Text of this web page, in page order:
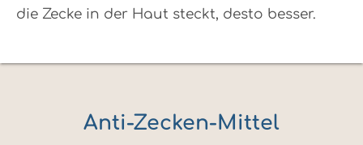
die Zecke in der Haut steckt, desto besser.
Anti-Zecken-Mittel